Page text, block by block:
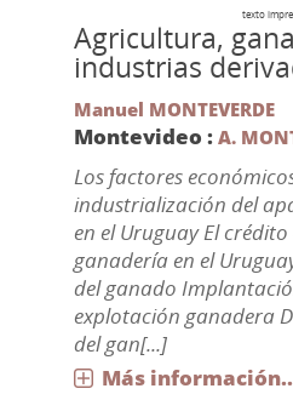
texto
Agricultura,
industrias
Manuel MONTEVERDE
Montevideo : A.
Los factores
industrialización del
en el Uruguay El
ganadería en el
del ganado
explotación ganadera
del gan[...]
Más